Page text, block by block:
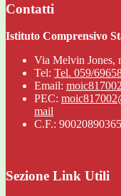
Contatti
Istituto Comprensivo
Via Melvin Jones,
Tel: Tel. 059/
Email:
PEC:
mail
C.F.: 90020890365
Sezione Link Utili